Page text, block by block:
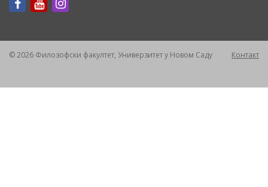
© 2026 Филозофски факултет, Универзитет у Новом Саду Контакт